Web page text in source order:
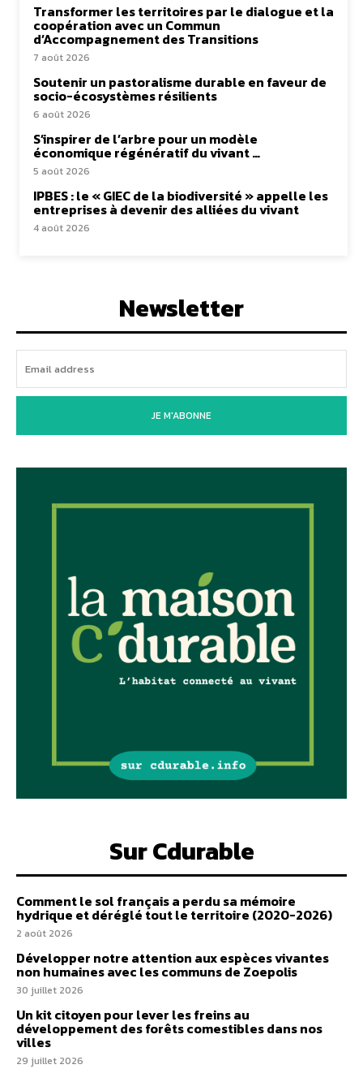
Transformer les territoires par le dialogue et la
coopération avec un Commun
d’Accompagnement des Transitions
7 août 2026
Soutenir un pastoralisme durable en faveur de
socio-écosystèmes résilients
6 août 2026
S’inspirer de l’arbre pour un modèle
économique régénératif du vivant …
5 août 2026
IPBES : le « GIEC de la biodiversité » appelle les
entreprises à devenir des alliées du vivant
4 août 2026
Newsletter
JE M'ABONNE
Sur Cdurable
Comment le sol français a perdu sa mémoire
hydrique et déréglé tout le territoire (2020-2026)
2 août 2026
Développer notre attention aux espèces vivantes
non humaines avec les communs de Zoepolis
30 juillet 2026
Un kit citoyen pour lever les freins au
développement des forêts comestibles dans nos
villes
29 juillet 2026